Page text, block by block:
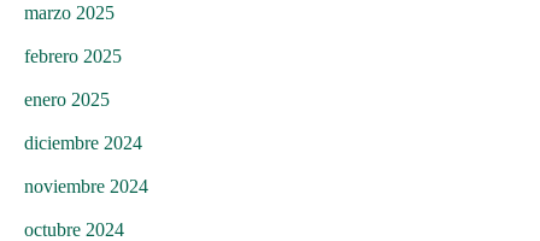
marzo 2025
febrero 2025
enero 2025
diciembre 2024
noviembre 2024
octubre 2024